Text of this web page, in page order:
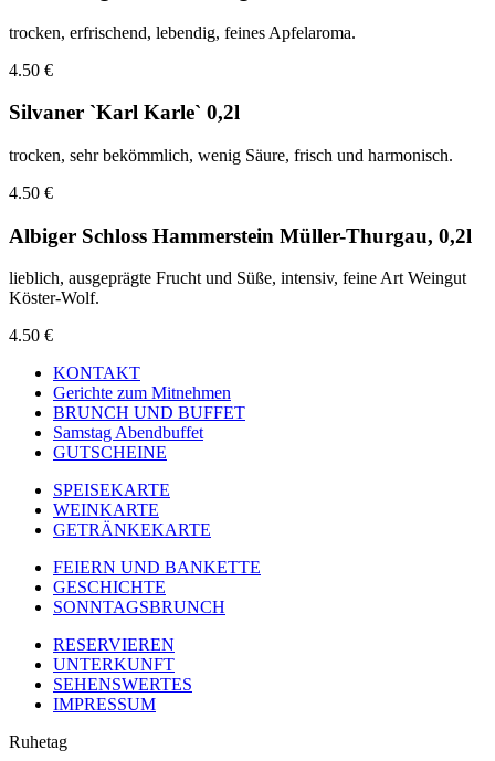
trocken, erfrischend, lebendig, feines Apfelaroma.
4.50 €
Silvaner `Karl Karle` 0,2l
trocken, sehr bekömmlich, wenig Säure, frisch und harmonisch.
4.50 €
Albiger Schloss Hammerstein Müller-Thurgau, 0,2l
lieblich, ausgeprägte Frucht und Süße, intensiv, feine Art Weingut
Köster-Wolf.
4.50 €
KONTAKT
Gerichte zum Mitnehmen
BRUNCH UND BUFFET
Samstag Abendbuffet
GUTSCHEINE
SPEISEKARTE
WEINKARTE
GETRÄNKEKARTE
FEIERN UND BANKETTE
GESCHICHTE
SONNTAGSBRUNCH
RESERVIEREN
UNTERKUNFT
SEHENSWERTES
IMPRESSUM
Ruhetag